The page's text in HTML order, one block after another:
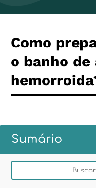
Como
o banho de
Sumário